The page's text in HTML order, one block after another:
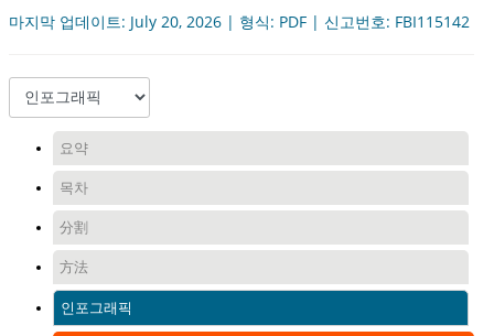
마지막 업데이트: July 20, 2026 | 형식: PDF | 신고번호: FBI115142
요약
목차
分割
方法
인포그래픽